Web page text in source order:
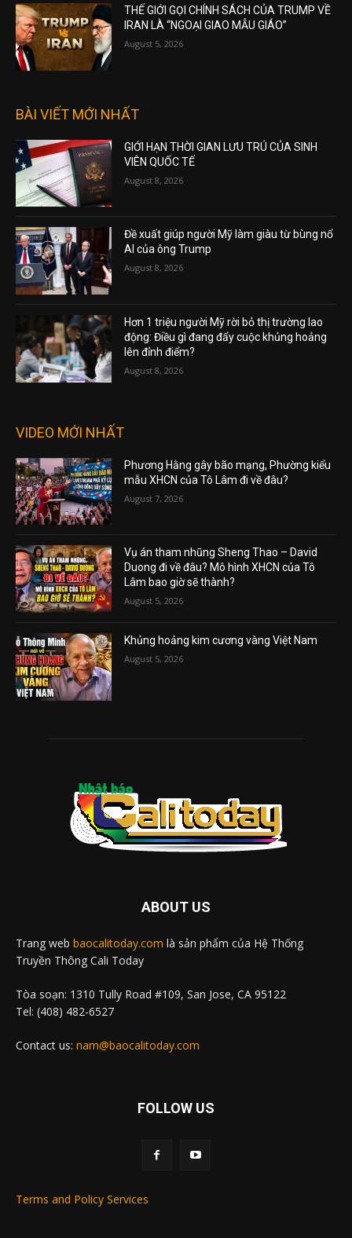
THẾ GIỚI GỌI CHÍNH SÁCH CỦA TRUMP VỀ
IRAN LÀ “NGOẠI GIAO MẪU GIÁO”
August 5, 2026
BÀI VIẾT MỚI NHẤT
GIỚI HẠN THỜI GIAN LƯU TRÚ CỦA SINH
VIÊN QUỐC TẾ
August 8, 2026
Đề xuất giúp người Mỹ làm giàu từ bùng nổ
AI của ông Trump
August 8, 2026
Hơn 1 triệu người Mỹ rời bỏ thị trường lao
động: Điều gì đang đẩy cuộc khủng hoảng
lên đỉnh điểm?
August 8, 2026
VIDEO MỚI NHẤT
Phương Hằng gây bão mạng, Phường kiểu
mẫu XHCN của Tô Lâm đi về đâu?
August 7, 2026
Vụ án tham nhũng Sheng Thao – David
Duong đi về đâu? Mô hình XHCN của Tô
Lâm bao giờ sẽ thành?
August 5, 2026
Khủng hoảng kim cương vàng Việt Nam
August 5, 2026
ABOUT US
Trang web baocalitoday.com là sản phẩm của Hệ Thống
Truyền Thông Cali Today
Tòa soạn: 1310 Tully Road #109, San Jose, CA 95122
Tel: (408) 482-6527
Contact us: nam@baocalitoday.com
FOLLOW US
Terms and Policy Services